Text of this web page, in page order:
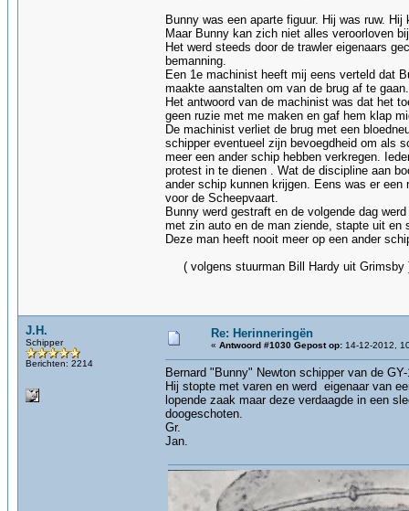
Bunny was een aparte figuur. Hij was ruw.
Maar Bunny kan zich niet alles veroorloven
Het werd steeds door de trawler eigenaars
bemanning.
Een 1e machinist heeft mij eens verteld dat
maakte aanstalten om van de brug af te
Het antwoord van de machinist was dat het
geen ruzie met me maken en gaf hem klap
De machinist verliet de brug met een
schipper eventueel zijn bevoegdheid om als
meer een ander schip hebben verkregen.
protest in te dienen . Wat de discipline aan
ander schip kunnen krijgen. Eens was er
voor de Scheepvaart.
Bunny werd gestraft en de volgende dag
met zin auto en de man ziende, stapte uit en
Deze man heeft nooit meer
( volgens stuurman Bill Hardy uit Grimsby
J.H.
Schipper
Berichten: 2214
Re: Herinneringën
« Antwoord #1030 Gepost op: 14-12-2012,
Bernard "Bunny" Newton schipper van de GY-
Hij stopte met varen en werd eigenaar van
lopende zaak maar deze verdaagde in een
doogeschoten.
Gr.
Jan.